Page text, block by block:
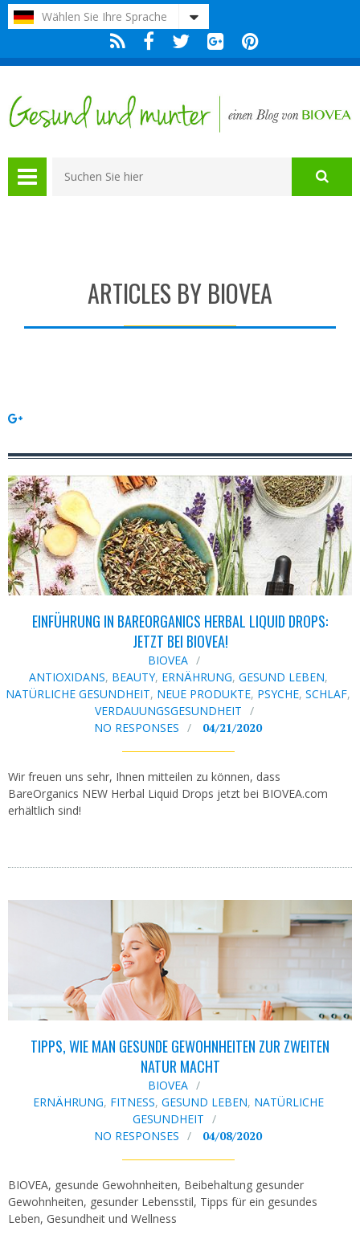
Bitte
beachten
Diese
enthält
ein
Barrierefreiheitssystem.
Wählen Sie Ihre Sprache
ARTICLES BY BIOVEA
EINFÜHRUNG IN BAREORGANICS HERBAL LIQUID DROPS:
JETZT BEI BIOVEA!
BIOVEA
ANTIOXIDANS, BEAUTY, ERNÄHRUNG, GESUND LEBEN,
NATÜRLICHE GESUNDHEIT, NEUE PRODUKTE, PSYCHE, SCHLAF,
VERDAUUNGSGESUNDHEIT
NO RESPONSES
04/21/2020
Wir freuen uns sehr, Ihnen mitteilen zu können, dass
BareOrganics NEW Herbal Liquid Drops jetzt bei BIOVEA.com
erhältlich sind!
TIPPS, WIE MAN GESUNDE GEWOHNHEITEN ZUR ZWEITEN
NATUR MACHT
BIOVEA
ERNÄHRUNG, FITNESS, GESUND LEBEN, NATÜRLICHE
GESUNDHEIT
NO RESPONSES
04/08/2020
BIOVEA, gesunde Gewohnheiten, Beibehaltung gesunder
Gewohnheiten, gesunder Lebensstil, Tipps für ein gesundes
Leben, Gesundheit und Wellness